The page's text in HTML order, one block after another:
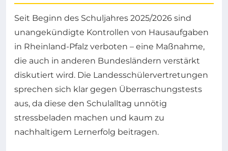
Seit Beginn des Schuljahres 2025/2026 sind
unangekündigte Kontrollen von Hausaufgaben
in Rheinland-Pfalz verboten – eine Maßnahme,
die auch in anderen Bundesländern verstärkt
diskutiert wird. Die Landesschülervertretungen
sprechen sich klar gegen Überraschungstests
aus, da diese den Schulalltag unnötig
stressbeladen machen und kaum zu
nachhaltigem Lernerfolg beitragen.